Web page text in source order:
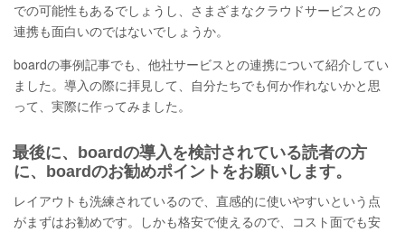
での可能性もあるでしょうし、さまざまなクラウドサービスとの
連携も面白いのではないでしょうか。
boardの事例記事でも、他社サービスとの連携について紹介してい
ました。導入の際に拝見して、自分たちでも何か作れないかと思
って、実際に作ってみました。
最後に、boardの導入を検討されている読者の方
に、boardのお勧めポイントをお願いします。
レイアウトも洗練されているので、直感的に使いやすいという点
がまずはお勧めです。しかも格安で使えるので、コスト面でも安